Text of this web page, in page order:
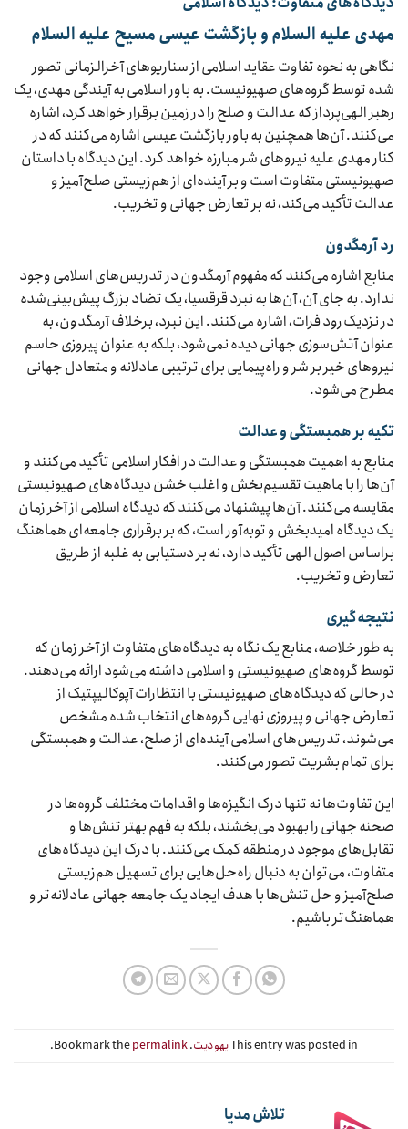
مهدی علیه السلام و بازگشت عیسی مسیح علیه السلام
نگاهی به نحوه تفاوت عقاید اسلامی از سناریوهای آخرالزمانی تصور
شده توسط گروه‌های صهیونیست. به باور اسلامی به آیندگی مهدی، یک
رهبر الهی‌پرداز که عدالت و صلح را در زمین برقرار خواهد کرد، اشاره
می‌کنند. آن‌ها همچنین به باور بازگشت عیسی اشاره می‌کنند که در
کنار مهدی علیه نیروهای شر مبارزه خواهد کرد. این دیدگاه با داستان
صهیونیستی متفاوت است و بر آینده‌ای از هم‌زیستی صلح‌آمیز و
عدالت تأکید می‌کند، نه بر تعارض جهانی و تخریب.
رد آرمگدون
منابع اشاره می‌کنند که مفهوم آرمگدون در تدریس‌های اسلامی وجود
ندارد. به جای آن، آن‌ها به نبرد قرقسیا، یک تضاد بزرگ پیش‌بینی‌شده
در نزدیک رود فرات، اشاره می‌کنند. این نبرد، برخلاف آرمگدون، به
عنوان آتش‌سوزی جهانی دیده نمی‌شود، بلکه به عنوان پیروزی حاسم
نیروهای خیر بر شر و راه‌پیمایی برای ترتیبی عادلانه و متعادل جهانی
مطرح می‌شود.
تکیه بر همبستگی و عدالت
منابع به اهمیت همبستگی و عدالت در افکار اسلامی تأکید می‌کنند و
آن‌ها را با ماهیت تقسیم‌بخش و اغلب خشن دیدگاه‌های صهیونیستی
مقایسه می‌کنند. آن‌ها پیشنهاد می‌کنند که دیدگاه اسلامی از آخر زمان
یک دیدگاه امیدبخش و توبه‌آور است، که بر برقراری جامعه‌ای هماهنگ
براساس اصول الهی تأکید دارد، نه بر دستیابی به غلبه از طریق
تعارض و تخریب.
نتیجه‌گیری
به طور خلاصه، منابع یک نگاه به دیدگاه‌های متفاوت از آخر زمان که
توسط گروه‌های صهیونیستی و اسلامی داشته می‌شود ارائه می‌دهند.
در حالی که دیدگاه‌های صهیونیستی با انتظارات آپوکالیپتیک از
تعارض جهانی و پیروزی نهایی گروه‌های انتخاب شده مشخص
می‌شوند، تدریس‌های اسلامی آینده‌ای از صلح، عدالت و همبستگی
برای تمام بشریت تصور می‌کنند.
این تفاوت‌ها نه تنها درک انگیزه‌ها و اقدامات مختلف گروه‌ها در
صحنه جهانی را بهبود می‌بخشند، بلکه به فهم بهتر تنش‌ها و
تقابل‌های موجود در منطقه کمک می‌کنند. با درک این دیدگاه‌های
متفاوت، می‌توان به دنبال راه‌حل‌هایی برای تسهیل هم‌زیستی
صلح‌آمیز و حل تنش‌ها با هدف ایجاد یک جامعه جهانی عادلانه‌تر و
هماهنگ‌تر باشیم.
This entry was posted inیهودیت. Bookmark the
permalink
.
تلاش مدیا